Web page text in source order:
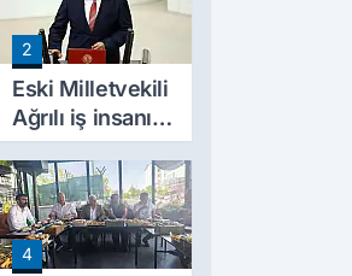
2
Eski Milletvekili
Ağrılı iş insanı
hayatını kaybetti
4